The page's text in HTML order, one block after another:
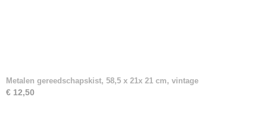
Metalen gereedschapskist, 58,5 x 21x 21 cm, vintage
€ 12,50